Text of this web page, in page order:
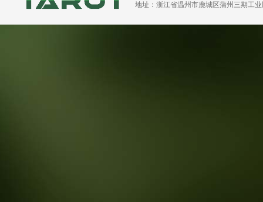
地址：浙江省温州市鹿城区蒲州三期工业